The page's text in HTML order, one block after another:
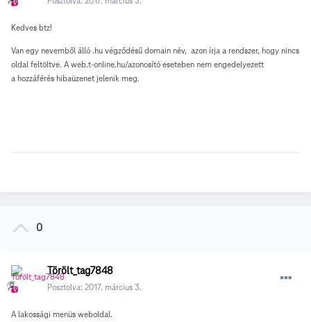
Kedves btz!
Van egy nevemből álló .hu végződésű domain név, azon írja a rendszer, hogy nincs
oldal feltöltve. A web.t-online.hu/azonosító eseteben nem engedelyezett
a hozzáférés hibaüzenet jelenik meg.
0
Törölt_tag7848
Posztolva: 2017. március 3.
A lakossági menüs weboldal.